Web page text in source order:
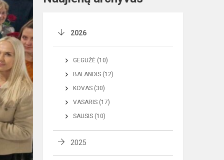
2026
GEGUŽĖ (10)
BALANDIS (12)
KOVAS (30)
VASARIS (17)
SAUSIS (10)
2025